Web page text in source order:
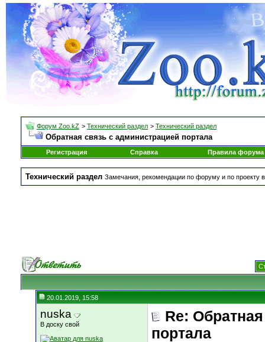
Форум Zoo.kZ > Технический раздел > Технический раздел
Обратная связь с администрацией портала
Регистрация Справка Правила форума
Технический раздел Замечания, рекомендации по форуму и по проекту
20.01.2019, 15:58
nuska
В доску свой
Re:
портала